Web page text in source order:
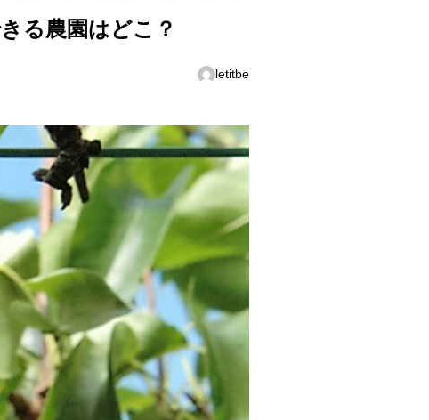
る農園はどこ？
letitbe